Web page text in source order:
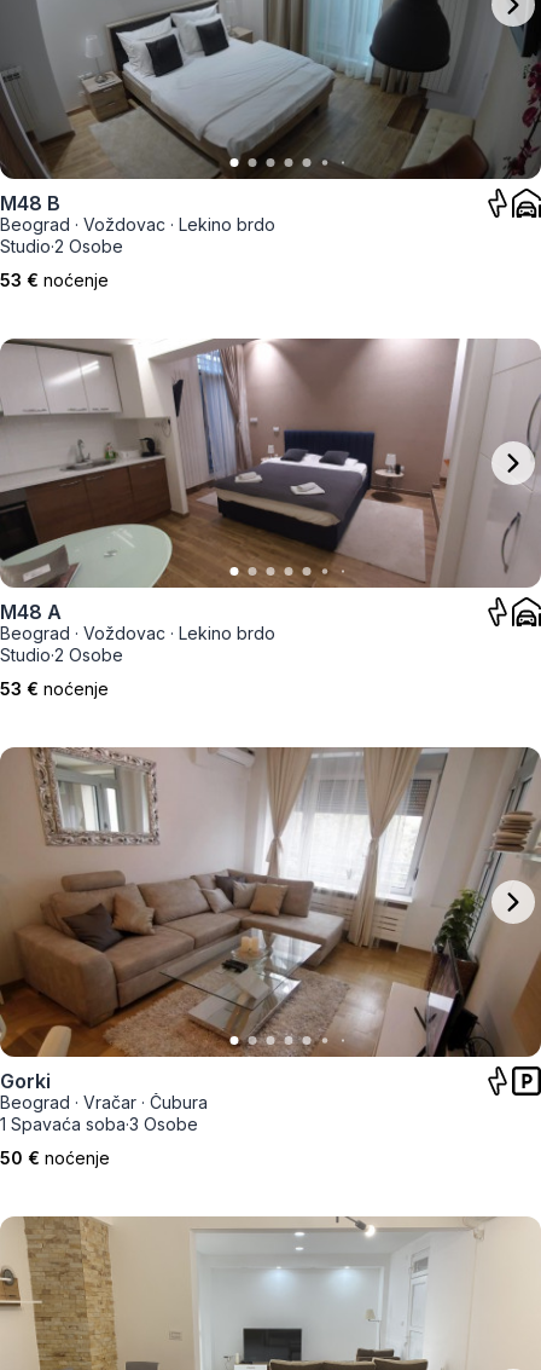
M48 B
Beograd · Voždovac · Lekino brdo
Studio·2 Osobe
53 € noćenje
M48 A
Beograd · Voždovac · Lekino brdo
Studio·2 Osobe
53 € noćenje
Gorki
Beograd · Vračar · Čubura
1 Spavaća soba·3 Osobe
50 € noćenje